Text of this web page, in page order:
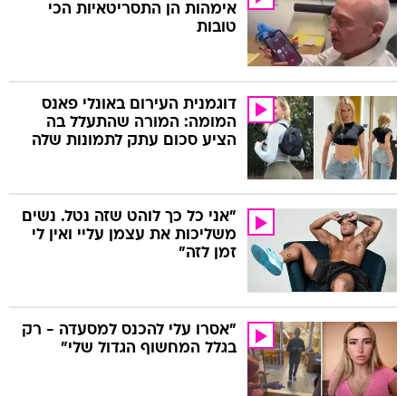
אימהות הן התסריטאיות הכי
טובות
דוגמנית העירום באונלי פאנס
המומה: המורה שהתעלל בה
הציע סכום עתק לתמונות שלה
"אני כל כך לוהט שזה נטל. נשים
משליכות את עצמן עליי ואין לי
זמן לזה"
"אסרו עלי להכנס למסעדה - רק
בגלל המחשוף הגדול שלי"